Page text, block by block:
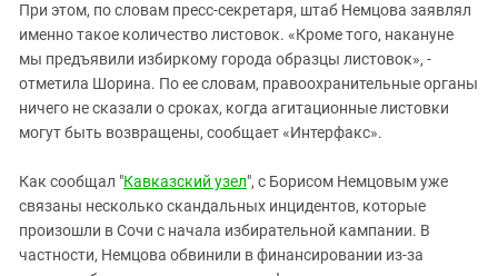
Северная Осетия - Алания
Ставропольский край
Чечня
Южный Кавказ
При этом, по словам пресс-секретаря, штаб Немцова заявлял
именно такое количество листовок. «Кроме того, накануне
мы предъявили избиркому города образцы листовок», -
отметила Шорина. По ее словам, правоохранительные органы
ничего не сказали о сроках, когда агитационные листовки
могут быть возвращены, сообщает «Интерфакс».
Как сообщал "Кавказский узел", с Борисом Немцовым уже
связаны несколько скандальных инцидентов, которые
произошли в Сочи с начала избирательной кампании. В
частности, Немцова обвинили в финансировании из-за